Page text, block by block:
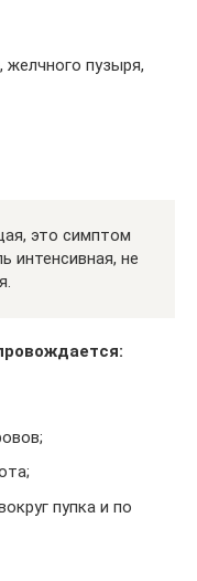
пузыря,
это симптом
интенсивная, не
пупка и по